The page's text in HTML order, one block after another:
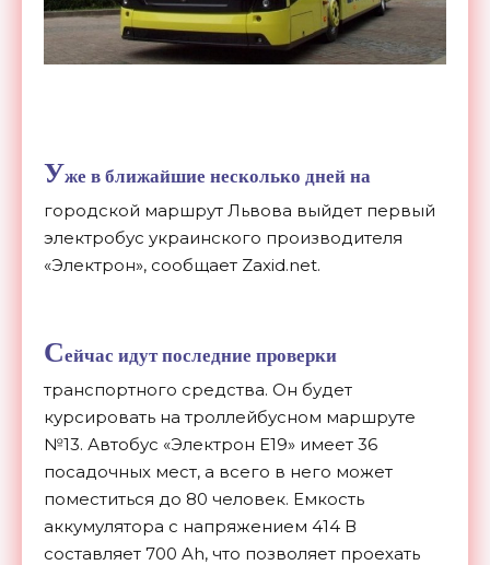
Уже в ближайшие несколько дней на
городской маршрут Львова выйдет первый
электробус украинского производителя
«Электрон», сообщает Zaxid.net.
Сейчас идут последние проверки
транспортного средства. Он будет
курсировать на троллейбусном маршруте
№13. Автобус «Электрон Е19» имеет 36
посадочных мест, а всего в него может
поместиться до 80 человек. Емкость
аккумулятора с напряжением 414 В
составляет 700 Ah, что позволяет проехать